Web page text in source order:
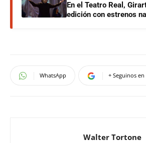
En el Teatro Real,
edición con estrenos
WhatsApp + Seguinos
Walter Tortone